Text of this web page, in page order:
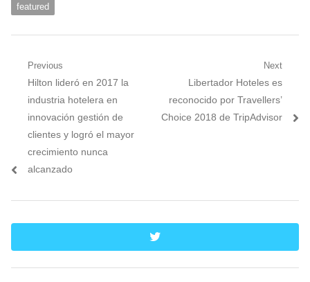
featured
Navegación
entradas
Previous
Previous
post:
Hilton lideró en 2017 la
industria hotelera en
innovación gestión de
clientes y logró el mayor
crecimiento nunca
alcanzado
Next
Next
post:
Libertador Hoteles es
reconocido por Travellers’
Choice 2018 de TripAdvisor
twitter